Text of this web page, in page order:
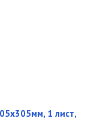
1 лист,